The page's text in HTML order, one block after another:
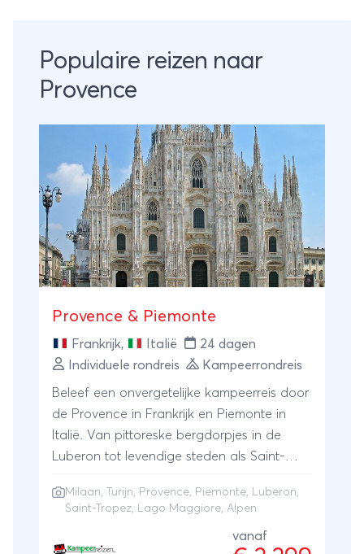
Populaire reizen naar
Provence
Provence & Piemonte
Frankrijk, Italië
24 dagen
Individuele rondreis
Kampeerrondreis
Beleef een onvergetelijke kampeerreis door
de Provence in Frankrijk en Piemonte in
Italië. Van pittoreske bergdorpjes in de
Luberon tot levendige steden als Saint-
het ene culturele hoogtepunt na het
historische bezienswaardigheden van deze
Milaan Turijn Provence , Piemonte, Luberon,
Saint-Tropez, Lago Maggiore, Alpen
vanaf